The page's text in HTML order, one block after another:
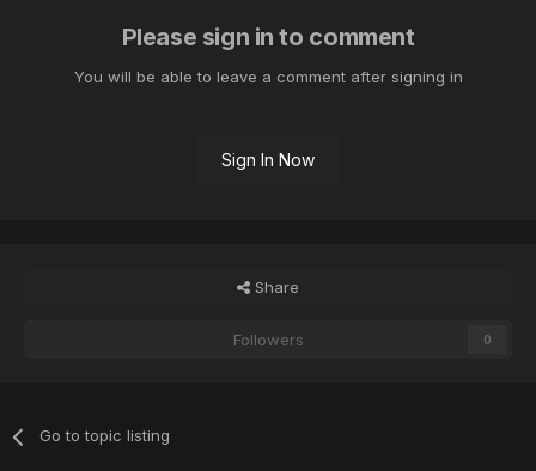
Please sign in to comment
You will be able to leave a comment after signing in
Sign In Now
Share
Followers 0
Go to topic listing